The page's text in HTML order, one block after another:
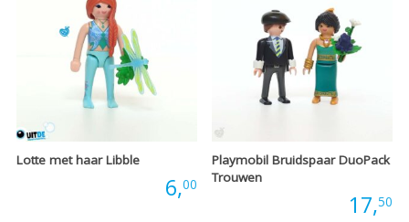
Lotte met haar Libble
6,00
Playmobil Bruidspaar DuoPack
Trouwen
17,50